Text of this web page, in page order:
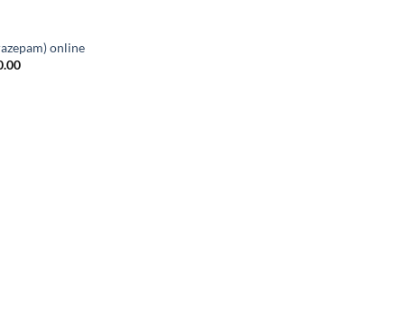
online
Prisinterval: